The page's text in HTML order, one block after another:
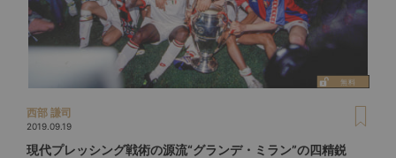
西部 謙司
2019.09.19
現代プレッシング戦術の源流“グランデ・ミラン”の四精鋭